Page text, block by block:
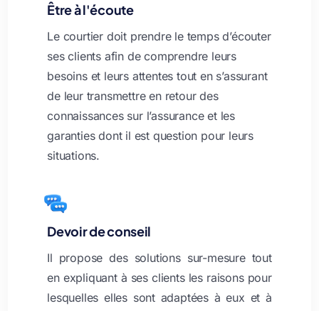
Être à l'écoute
Le courtier doit prendre le temps d’écouter
ses clients afin de comprendre leurs
besoins et leurs attentes tout en s’assurant
de leur transmettre en retour des
connaissances sur l’assurance et les
garanties dont il est question pour leurs
situations.
Devoir de conseil
Il propose des solutions sur-mesure tout
en expliquant à ses clients les raisons pour
lesquelles elles sont adaptées à eux et à